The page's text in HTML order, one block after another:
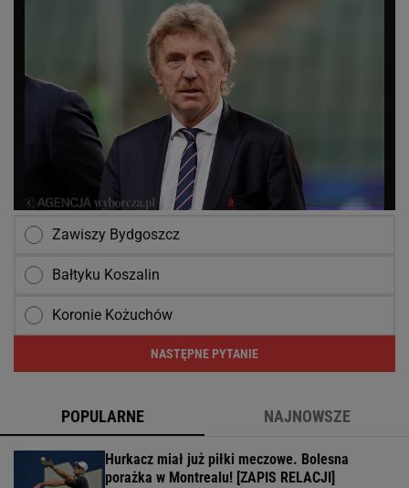
Zawiszy Bydgoszcz
Bałtyku Koszalin
Koronie Kożuchów
NASTĘPNE PYTANIE
POPULARNE NAJNOWSZE
Hurkacz miał już piłki meczowe. Bolesna
porażka w Montrealu! [ZAPIS RELACJI]